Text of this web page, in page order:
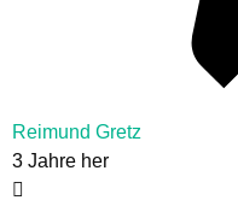
Reimund Gretz
3 Jahre her